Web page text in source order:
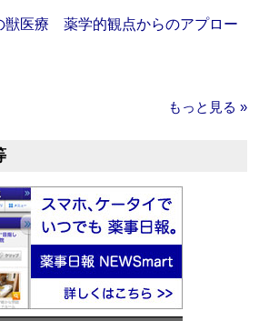
獣医療 薬学的観点からのアプロー
もっと見る »